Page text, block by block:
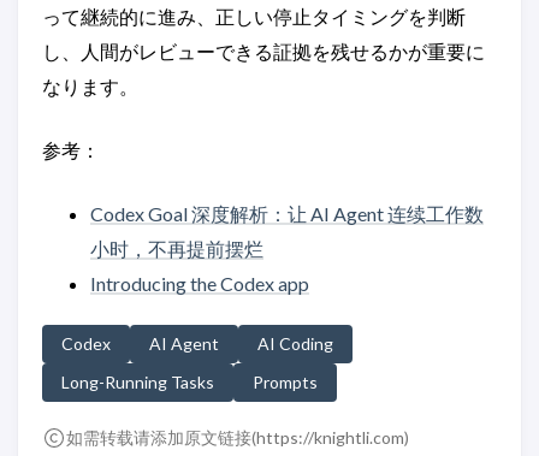
って継続的に進み、正しい停止タイミングを判断
し、人間がレビューできる証拠を残せるかが重要に
なります。
参考：
Codex Goal 深度解析：让 AI Agent 连续工作数
小时，不再提前摆烂
Introducing the Codex app
Codex AI Agent
AI Coding
Long-Running Tasks
Prompts
如需转载请添加原文链接(https://knightli.com)